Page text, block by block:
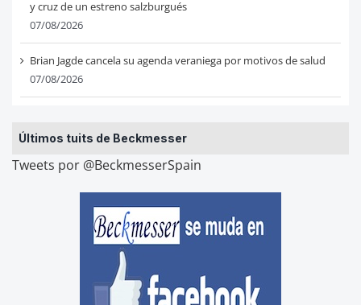
y cruz de un estreno salzburgués
07/08/2026
Brian Jagde cancela su agenda veraniega por motivos de salud
07/08/2026
Últimos tuits de Beckmesser
Tweets por @BeckmesserSpain